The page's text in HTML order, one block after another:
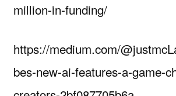
million-in-funding/
https://medium.com/
bes-new-ai-features-a-game-